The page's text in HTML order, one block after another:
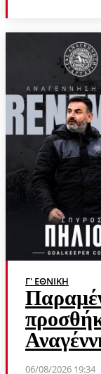
Γ' ΕΘΝΙΚΉ
06/08/2026 19:34